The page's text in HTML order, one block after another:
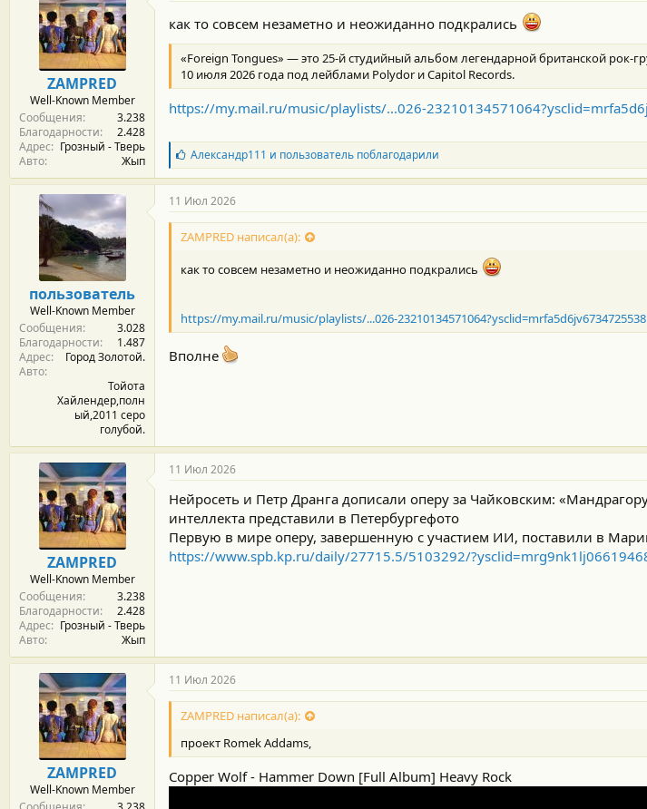
ZAMPRED
Well-Known Member
Сообщения
3.238
Благодарности
2.428
Адрес
Грозный - Тверь
Авто
Жып
как то совсем незаметно и неожиданно подкрались
«Foreign Tongues» — это 25-й студийный альбом легендарной британской
10 июля 2026 года под лейблами Polydor и Capitol Records.
https://my.mail.ru/music/playlists/...026-
Б
л
а
г
о
д
а
н
т
и
Александр111 и пользовательпоблагодарили
пользователь
Well-Known Member
Сообщения
3.028
Благодарности
1.487
Адрес
Город Золотой.
Авто
Тойота
Хайлендер,полн
ый,2011 серо
голубой.
11 Июл 2026
ZAMPRED написал(а):
как то совсем незаметно и неожиданно подкрались
https://my.mail.ru/music/playlists/...026-23210134571064?ysclid=mrfa5d6jv6734725538
Вполне
ZAMPRED
Well-Known Member
Сообщения
3.238
Благодарности
2.428
Адрес
Грозный - Тверь
Авто
Жып
11 Июл 2026
Нейросеть и Петр Дранга дописали оперу за Чайковским:
интеллекта представили в Петербургефото
Первую в мире оперу, завершенную с участием ИИ, поставили в
https://www.spb.kp.ru/daily/27715.5/5103292/
ZAMPRED
Well-Known Member
11 Июл 2026
ZAMPRED написал(а):
проект Romek Addams,
Copper Wolf - Hammer Down [Full Album] Heavy Rock